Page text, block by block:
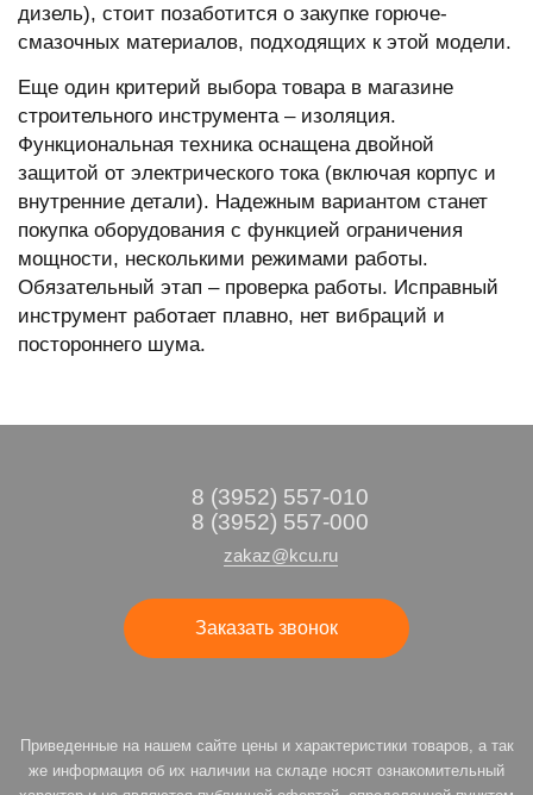
дизель), стоит позаботится о закупке горюче-
смазочных материалов, подходящих к этой модели.
Еще один критерий выбора товара в магазине
строительного инструмента– изоляция.
Функциональная техника оснащена двойной
защитой от электрического тока (включая корпус и
внутренние детали). Надежным вариантом станет
покупка оборудования с функцией ограничения
мощности, несколькими режимами работы.
Обязательный этап – проверка работы. Исправный
инструмент работает плавно, нет вибраций и
постороннего шума.
8 (3952) 557-010
8 (3952) 557-000
zakaz@kcu.ru
Заказать звонок
Приведенные на нашем сайте цены и характеристики товаров, а так
же информация об их наличии на складе носят ознакомительный